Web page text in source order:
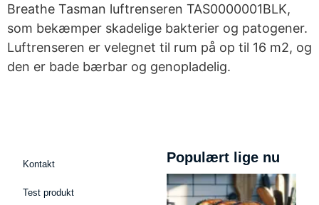
Breathe Tasman luftrenseren TAS0000001BLK,
som bekæmper skadelige bakterier og patogener.
Luftrenseren er velegnet til rum på op til 16 m2, og
den er bade bærbar og genopladelig.
Kontakt
Test produkt
Populært lige nu